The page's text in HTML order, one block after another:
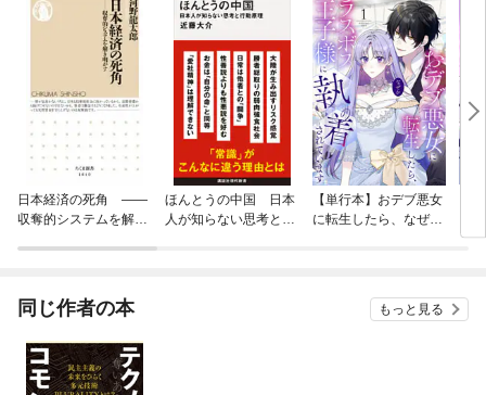
日本経済の死角 ——
収奪的システムを解き
ほんとうの中国 日本
人が知らない思考と行
【単行本】おデブ悪女
に転生したら、なぜか
同じ作者の本 もっと見る